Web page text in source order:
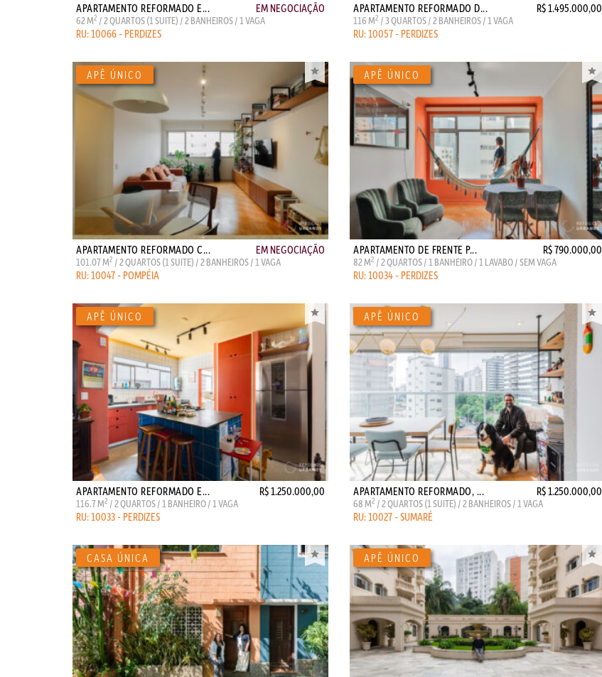
APARTAMENTO REFORMADO E... EM NEGOCIAÇÃO
62 M2 / 2 QUARTOS (1 SUITE) / 2 BANHEIROS / 1 VAGA
RU: 10066 - PERDIZES
APARTAMENTO REFORMADO D... R$ 1.495.000,00
116 M2 / 3 QUARTOS / 2 BANHEIROS / 1 VAGA
RU: 10057 - PERDIZES
APARTAMENTO REFORMADO C... EM NEGOCIAÇÃO
101.07 M2 / 2 QUARTOS (1 SUITE) / 2 BANHEIROS / 1 VAGA
RU: 10047 - POMPÉIA
APARTAMENTO DE FRENTE P... R$ 790.000,00
82 M2 / 2 QUARTOS / 1 BANHEIRO / 1 LAVABO / SEM VAGA
RU: 10034 - PERDIZES
APARTAMENTO REFORMADO E... R$ 1.250.000,00
116.7 M2 / 2 QUARTOS / 1 BANHEIRO / 1 VAGA
RU: 10033 - PERDIZES
APARTAMENTO REFORMADO, ... R$ 1.250.000,00
68 M2 / 2 QUARTOS (1 SUITE) / 2 BANHEIROS / 1 VAGA
RU: 10027 - SUMARÉ